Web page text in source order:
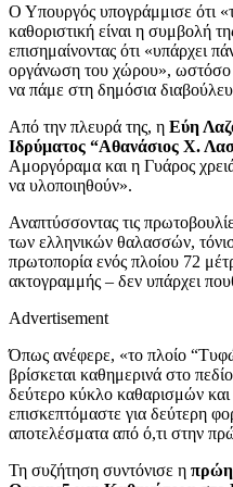
Ο Υπουργός υπογράμμισε ότι
καθοριστική είναι η συμβολή
επισημαίνοντας ότι «υπάρχει
οργάνωση του χώρου», ωστόσο
να πάμε στη δημόσια
Από την πλευρά της, η Εύη
Ιδρύματος “Αθανάσιος Χ.
Αμοργόραμα και η Γυάρος
να υλοποιηθούν».
Αναπτύσσοντας τις
των ελληνικών θαλασσών,
πρωτοπορία ενός πλοίου 72
ακτογραμμής – δεν υπάρχει
Advertisement
Όπως ανέφερε, «το πλοίο
βρίσκεται καθημερινά στο
δεύτερο κύκλο καθαρισμών
επισκεπτόμαστε για δεύτερη
αποτελέσματα από ό,τι στην
Τη συζήτηση συντόνισε η